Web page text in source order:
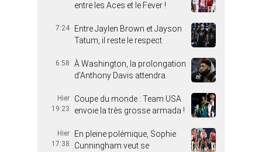
entre les Aces et le Fever !
7:24
Entre Jaylen Brown et Jayson
Tatum, il reste le respect
6:58
À Washington, la prolongation
d’Anthony Davis attendra
Hier
19:23
Coupe du monde : Team USA
envoie la très grosse armada !
Hier
17:38
En pleine polémique, Sophie
Cunningham veut se